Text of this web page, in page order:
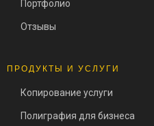
Портфолио
Отзывы
ПРОДУКТЫ И УСЛУГИ
Копирование услуги
Полиграфия для бизнеса